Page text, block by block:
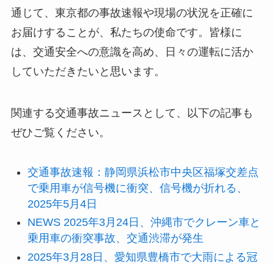
通じて、東京都の事故速報や現場の状況を正確に
お届けすることが、私たちの使命です。皆様に
は、交通安全への意識を高め、日々の運転に活か
していただきたいと思います。
関連する交通事故ニュースとして、以下の記事も
ぜひご覧ください。
交通事故速報：静岡県浜松市中央区福塚交差点
で乗用車が信号機に衝突、信号機が折れる、
2025年5月4日
NEWS 2025年3月24日、沖縄市でクレーン車と
乗用車の衝突事故、交通渋滞が発生
2025年3月28日、愛知県豊橋市で大雨による冠